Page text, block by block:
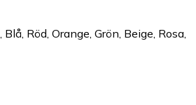
Blå Röd Orange Grön Beige Rosa